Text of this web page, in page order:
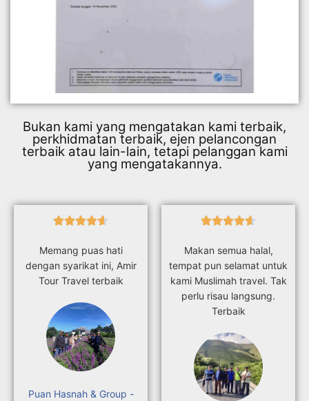
Bukan kami yang mengatakan kami terbaik,
perkhidmatan terbaik, ejen pelancongan
terbaik atau lain-lain, tetapi pelanggan kami
yang mengatakannya.

Memang puas hati
dengan syarikat ini, Amir
Tour Travel terbaik
Puan Hasnah & Group -

Makan semua halal,
tempat pun selamat untuk
kami Muslimah travel. Tak
perlu risau langsung.
Terbaik